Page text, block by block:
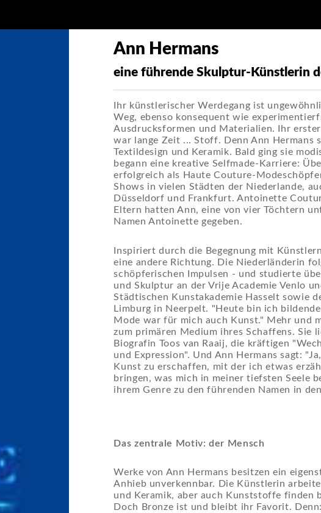
Ann Hermans
eine führende Skulptur-Künstlerin
Ihr künstlerischer Werdegang ist
Weg, ebenso konsequent wie
Ausdrucksformen und Materialien. Ihr
war lange Zeit ... Stoff. Denn Ann Hermans
Textildesign und Keramik. Bald ging sie
begann eine kreative Selfmade-Karriere:
erfolgreich als Haute Couture-
Shows in vielen Städten der Niederlande,
Düsseldorf und Frankfurt. Antoinette
Eltern hatten Ann, eine von vier Töchtern
Namen Antoinette gegeben.
Inspiriert durch die Begegnung mit
eine andere Richtung. Die Niederländerin
schöpferischen Impulsen - und studierte
und Skulptur an der Vrije Academie Venlo
Städtischen Kunstakademie Hasselt sowie
Limburg in Neerpelt. "Heute bin ich
Mode war für mich auch Kunst." Mehr und
zum primären Medium ihres Schaffens. Sie
Biografin Toos van Raaij, die kräftigen
und Expression". Und Ann Hermans sagt:
Kunst zu erschaffen, mit der ich etwas
bringen, was mich in meiner tiefsten Seele
ihrem Genre zu den führenden Namen in
Das zentrale Motiv: der Mensch
Werke von Ann Hermans besitzen ein
Anhieb unverkennbar. Die Künstlerin
und Keramik, aber auch Kunststoffe finden
Doch Bronze ist und bleibt ihr Favorit.